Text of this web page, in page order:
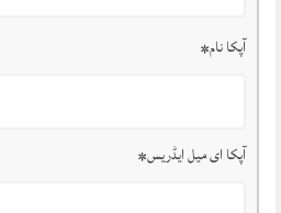
آپکا نام*
آپکا ای میل ایڈریس*